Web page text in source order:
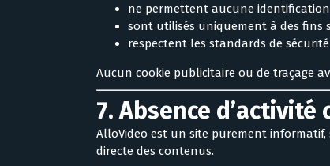
ne permettent aucune
sont utilisés uniquement à des fins
respectent les standards de
Aucun cookie publicitaire ou de traçage
7. Absence d’activité
AlloVideo est un site purement
directe des contenus.